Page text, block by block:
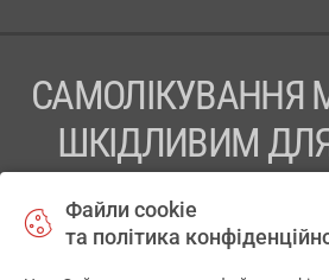
САМОЛІКУВАННЯ
ШКІДЛИВИМ
ПЕРЕД ЗАСТОСУВАННЯМ ПРЕПАРАТУ
Файли cookie
та політика